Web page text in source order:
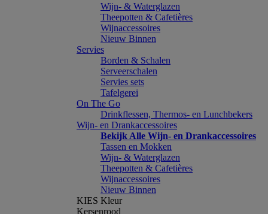
Wijn- & Waterglazen
Theepotten & Cafetières
Wijnaccessoires
Nieuw Binnen
Servies
Borden & Schalen
Serveerschalen
Servies sets
Tafelgerei
On The Go
Drinkflessen, Thermos- en Lunchbekers
Wijn- en Drankaccessoires
Bekijk Alle Wijn- en Drankaccessoires
Tassen en Mokken
Wijn- & Waterglazen
Theepotten & Cafetières
Wijnaccessoires
Nieuw Binnen
KIES Kleur
Kersenrood